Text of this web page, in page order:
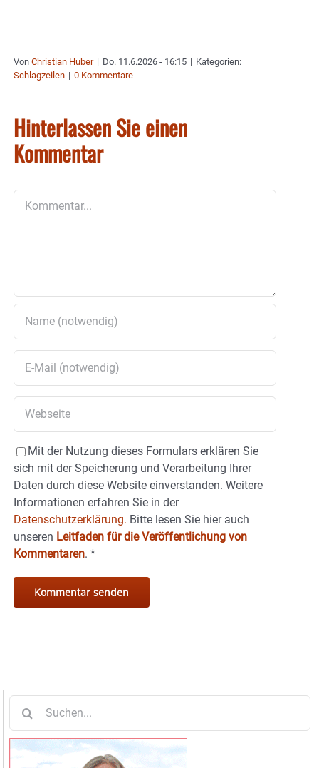
Von Christian Huber | Do. 11.6.2026 - 16:15 | Kategorien:
Schlagzeilen | 0 Kommentare
Hinterlassen Sie einen
Kommentar
Mit der Nutzung dieses Formulars erklären Sie
sich mit der Speicherung und Verarbeitung Ihrer
Daten durch diese Website einverstanden. Weitere
Informationen erfahren Sie in der
Datenschutzerklärung. Bitte lesen Sie hier auch
unseren Leitfaden für die Veröffentlichung von
Kommentaren. *
nach: